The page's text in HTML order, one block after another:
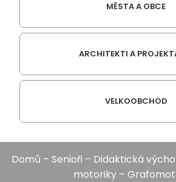
MĚSTA A OBCE
ARCHITEKTI A
VELKOOBCHOD
Domů – Senioři – Didaktická
motoriky–